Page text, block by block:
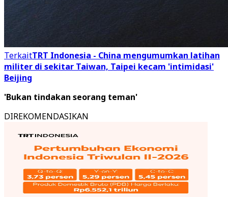
TerkaitTRT Indonesia - China mengumumkan latihan
militer di sekitar Taiwan, Taipei kecam 'intimidasi'
Beijing
'Bukan tindakan seorang teman'
DIREKOMENDASIKAN